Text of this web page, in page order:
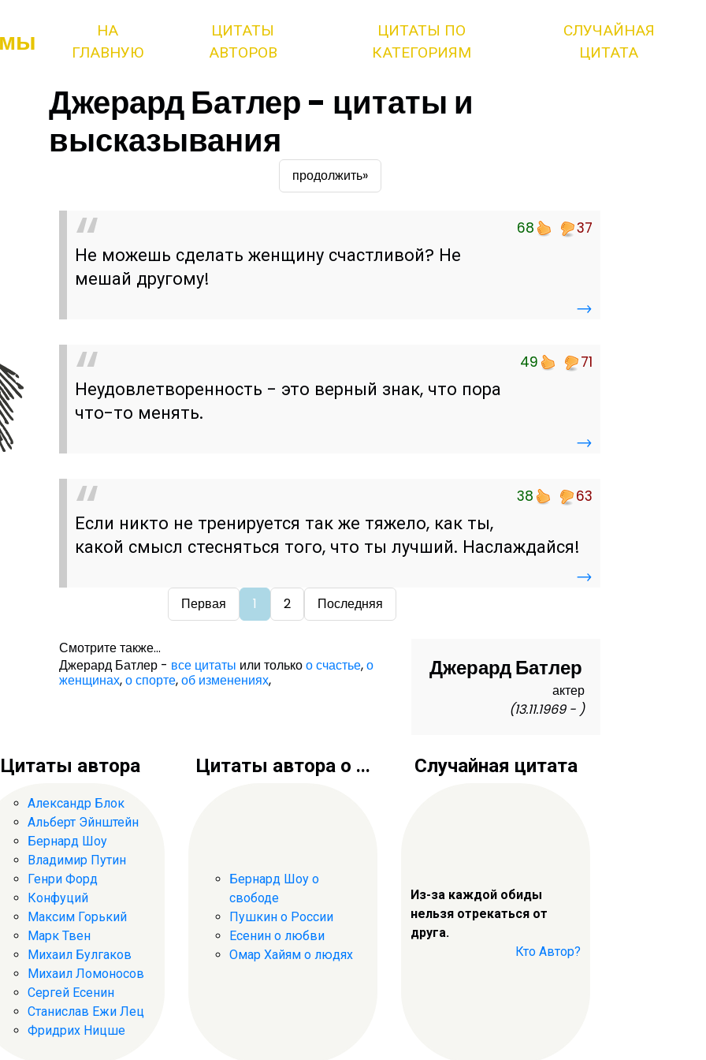
НА
ГЛАВНУЮ
ЦИТАТЫ
АВТОРОВ
ЦИТАТЫ ПО
КАТЕГОРИЯМ
СЛУЧАЙНАЯ
ЦИТАТА
Джерард Батлер - цитаты и
высказывания
продолжить»
68 37
Не можешь сделать женщину счастливой? Не
мешай другому!
→
49 71
Неудовлетворенность - это верный знак, что пора
что-то менять.
→
38 63
Если никто не тренируется так же тяжело, как ты,
какой смысл стесняться того, что ты лучший. Наслаждайся!
→
Первая 1 2 Последняя
Джерард Батлер
актер
(13.11.1969 - )
Смотрите также...
Джерард Батлер - все цитаты или толькоо счастье,о
женщинах,о спорте,об изменениях,
Цитаты автора
Александр Блок
Альберт Эйнштейн
Бернард Шоу
Владимир Путин
Генри Форд
Конфуций
Максим Горький
Марк Твен
Михаил Булгаков
Михаил Ломоносов
Сергей Есенин
Станислав Ежи Лец
Фридрих Ницше
Цитаты автора о ...
Бернард Шоу о
свободе
Пушкин о России
Есенин о любви
Омар Хайям о людях
Случайная цитата
Из-за каждой обиды
нельзя отрекаться от
друга.
Кто Автор?